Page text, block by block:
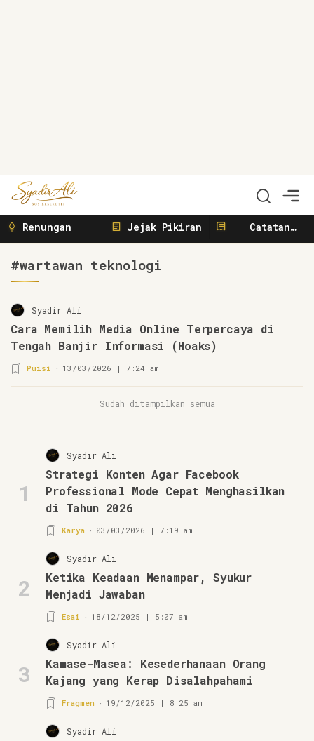
Syadir Ali
Menulis, Berbisnis, Meliput, Menggerakkan
Renungan Jejak Pikiran
Catatan
#wartawan teknologi
Syadir Ali
Cara Memilih Media Online Terpercaya di
Tengah Banjir Informasi (Hoaks)
Puisi 13/03/2026 | 7:24 am
Sudah ditampilkan semua
1
Syadir Ali
Strategi Konten Agar Facebook
Professional Mode Cepat Menghasilkan
di Tahun 2026
Karya 03/03/2026 | 7:19 am
2
Syadir Ali
Ketika Keadaan Menampar, Syukur
Menjadi Jawaban
Esai 18/12/2025 | 5:07 am
3
Syadir Ali
Kamase-Masea: Kesederhanaan Orang
Kajang yang Kerap Disalahpahami
Fragmen 19/12/2025 | 8:25 am
Syadir Ali